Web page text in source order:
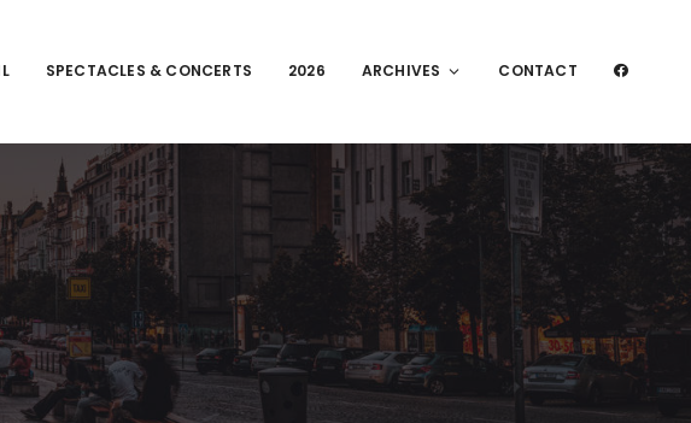
SPECTACLES & CONCERTS 2026 ARCHIVES CONTACT